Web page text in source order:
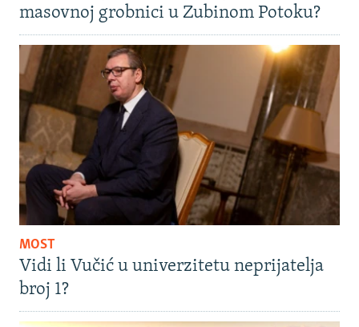
masovnoj grobnici u Zubinom Potoku?
MOST
Vidi li Vučić u univerzitetu neprijatelja
broj 1?